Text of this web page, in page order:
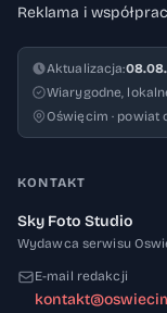
Reklama i
Aktualizacja:
Wiarygodne,
Oświęcim · powiat
KONTAKT
Sky Foto Studio
Wydawca serwisu
E-mail redakcji